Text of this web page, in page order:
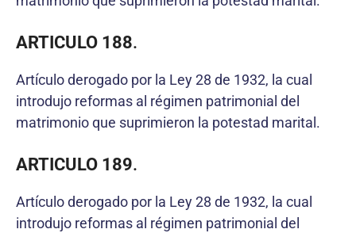
ARTICULO 188.
Artículo derogado por la Ley 28 de 1932, la cual
introdujo reformas al régimen patrimonial del
matrimonio que suprimieron la potestad marital.
ARTICULO 189.
Artículo derogado por la Ley 28 de 1932, la cual
introdujo reformas al régimen patrimonial del